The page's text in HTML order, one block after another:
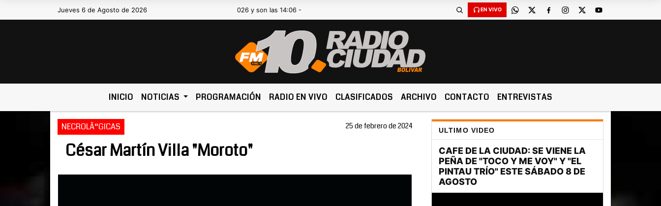
Jueves 6 de Agosto de 2026Hoy es Jueves 6 de Agosto de 2026 y son las 14:06 - EN VIVO
INICIO NOTICIAS PROGRAMACIÓN RADIO EN VIVO CLASIFICADOS ARCHIVO CONTACTO ENTREVISTAS
NECROLÃ“GICAS 25 de febrero de 2024
César Martín Villa "Moroto"
ULTIMO VIDEO